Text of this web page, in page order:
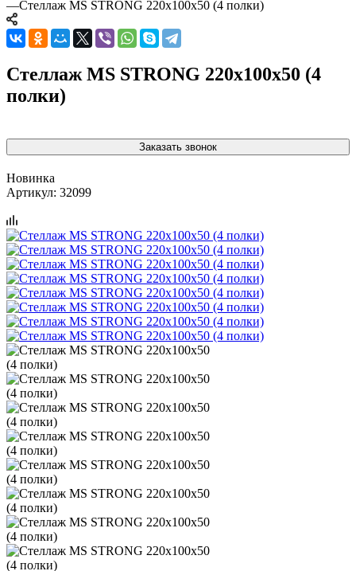
—Стеллаж MS STRONG 220x100x50 (4 полки)
Стеллаж MS STRONG 220x100x50 (4
полки)
Заказать звонок
Новинка
Артикул: 32099